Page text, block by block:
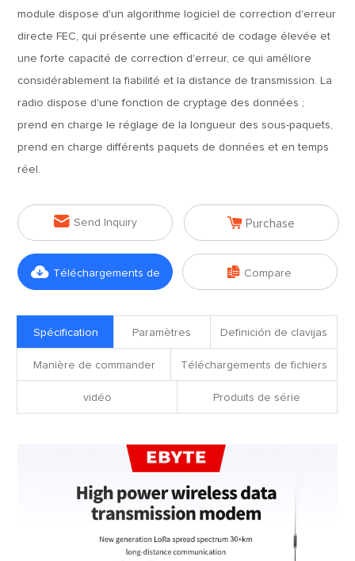
module dispose d'un algorithme logiciel de correction d'erreur
directe FEC, qui présente une efficacité de codage élevée et
une forte capacité de correction d'erreur, ce qui améliore
considérablement la fiabilité et la distance de transmission. La
radio dispose d'une fonction de cryptage des données ;
prend en charge le réglage de la longueur des sous-paquets,
prend en charge différents paquets de données et en temps
réel.
 Send Inquiry  Purchase
 Téléchargements de  Compare
Spécification Paramètres Definición de clavijas
Manière de commander Téléchargements de fichiers
vidéo Produits de série